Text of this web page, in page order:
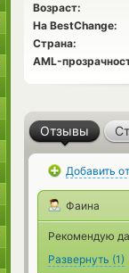
Возраст:
На BestChange:
Страна:
AML-
Отзывы
Добавить
Фаина
Рекомендую
Развернуть (1)